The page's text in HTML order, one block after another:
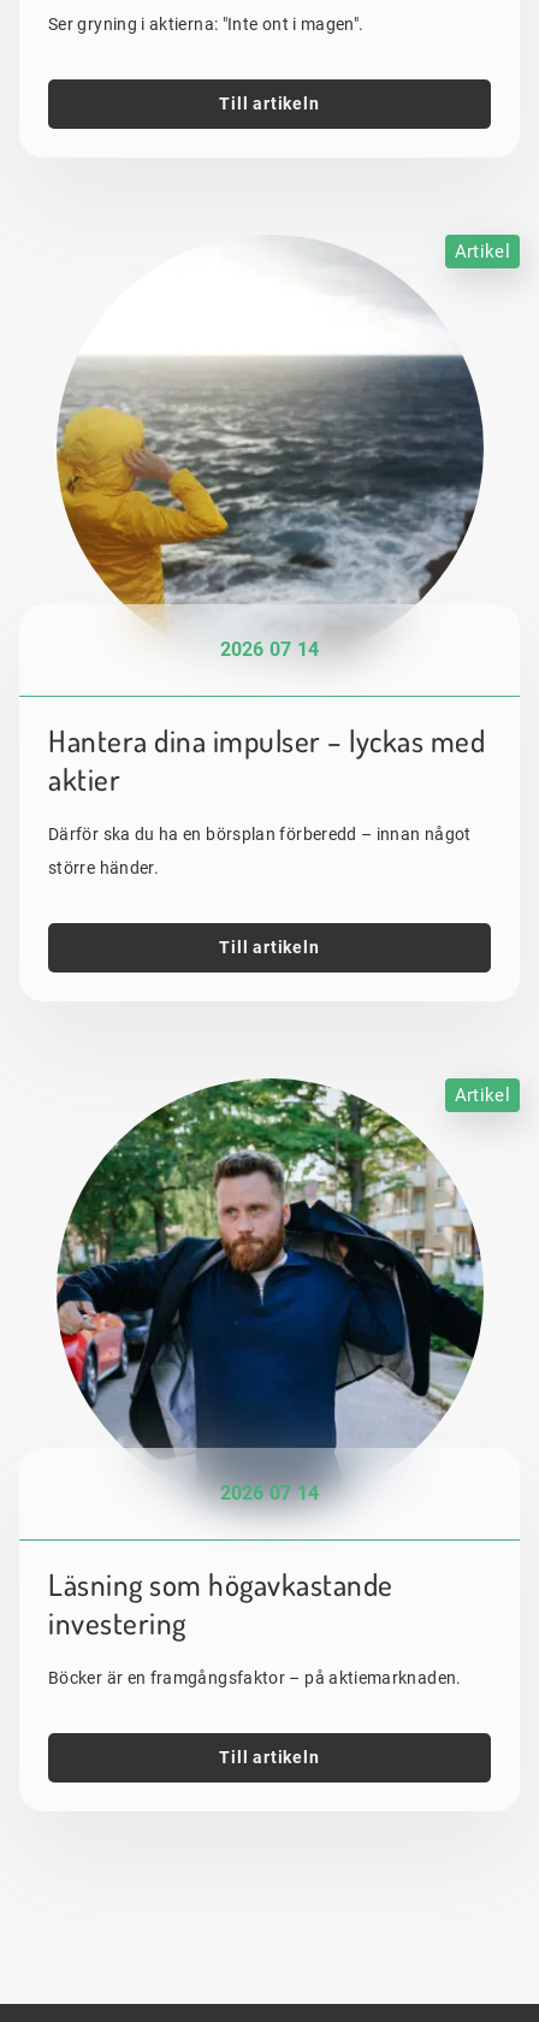
Ser gryning i aktierna: "Inte ont i magen".
Till artikeln
Artikel
2026 07 14
Hantera dina impulser – lyckas med
aktier
Därför ska du ha en börsplan förberedd – innan något
större händer.
Till artikeln
Artikel
2026 07 14
Läsning som högavkastande
investering
Böcker är en framgångsfaktor – på aktiemarknaden.
Till artikeln